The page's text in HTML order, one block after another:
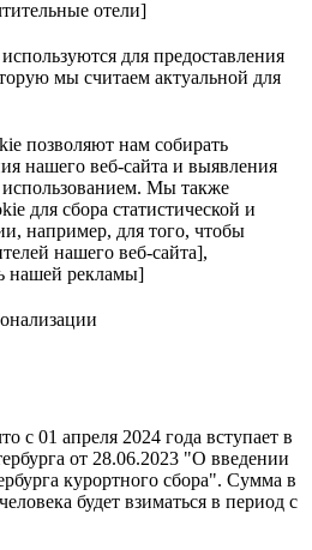
отели]
для предоставления
мы считаем актуальной для
позволяют нам собирать
нашего веб-сайта и выявления
Мы также
для сбора статистической и
например, для того, чтобы
нашего веб-сайта],
нашей рекламы]
с 01 апреля 2024 года вступает в
от 28.06.2023 "О введении
курортного сбора". Сумма в
будет взиматься в период с